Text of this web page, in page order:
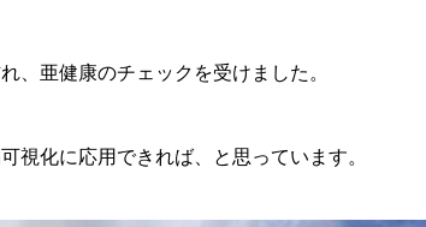
、亜健康のチェックを受けました。
視化に応用できれば、と思っています。